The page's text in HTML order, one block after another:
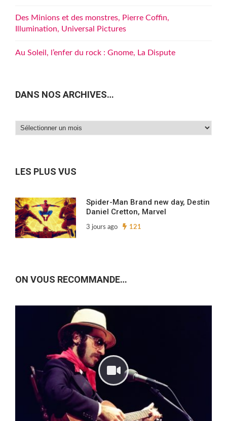
Des Minions et des monstres, Pierre Coffin,
Illumination, Universal Pictures
Au Soleil, l’enfer du rock : Gnome, La Dispute
DANS NOS ARCHIVES…
Dans
LES PLUS VUS
Spider-Man Brand new day, Destin
Daniel Cretton, Marvel
3 jours ago 121
ON VOUS RECOMMANDE…